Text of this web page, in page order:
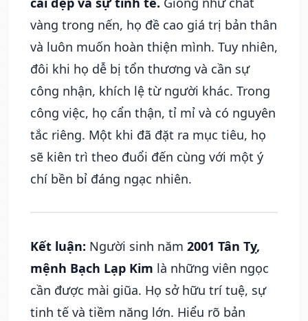
vàng trong nến, họ đề cao giá trị bản thân
và luôn muốn hoàn thiện mình. Tuy nhiên,
đôi khi họ dễ bị tổn thương và cần sự
công nhận, khích lệ từ người khác. Trong
công việc, họ cẩn thận, tỉ mỉ và có nguyên
tắc riêng. Một khi đã đặt ra mục tiêu, họ
sẽ kiên trì theo đuổi đến cùng với một ý
chí bền bỉ đáng ngạc nhiên.
Kết luận: Người sinh năm 2001 Tân Tỵ,
mệnh Bạch Lạp Kim là những viên ngọc
cần được mài giũa. Họ sở hữu trí tuệ, sự
tinh tế và tiềm năng lớn. Hiểu rõ bản